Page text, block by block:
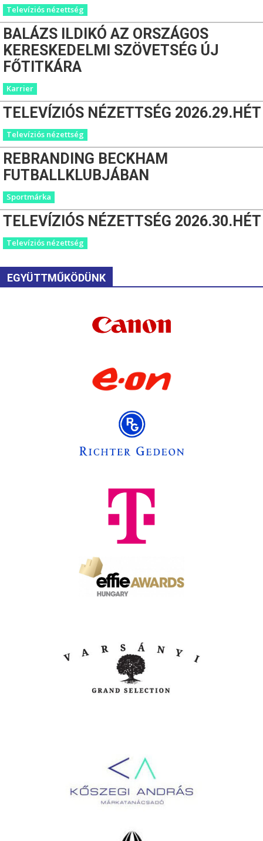
Televíziós nézettség
BALÁZS ILDIKÓ AZ ORSZÁGOS
KERESKEDELMI SZÖVETSÉG ÚJ
FŐTITKÁRA
Karrier
TELEVÍZIÓS NÉZETTSÉG 2026.29.HÉT
Televíziós nézettség
REBRANDING BECKHAM
FUTBALLKLUBJÁBAN
Sportmárka
TELEVÍZIÓS NÉZETTSÉG 2026.30.HÉT
Televíziós nézettség
EGYÜTTMŰKÖDÜNK